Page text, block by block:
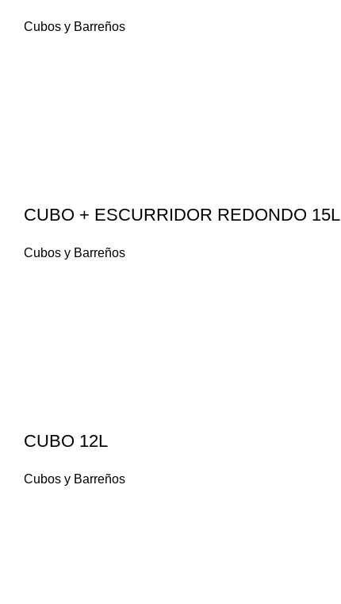
Cubos y Barreños
CUBO + ESCURRIDOR REDONDO 15L
Cubos y Barreños
CUBO 12L
Cubos y Barreños